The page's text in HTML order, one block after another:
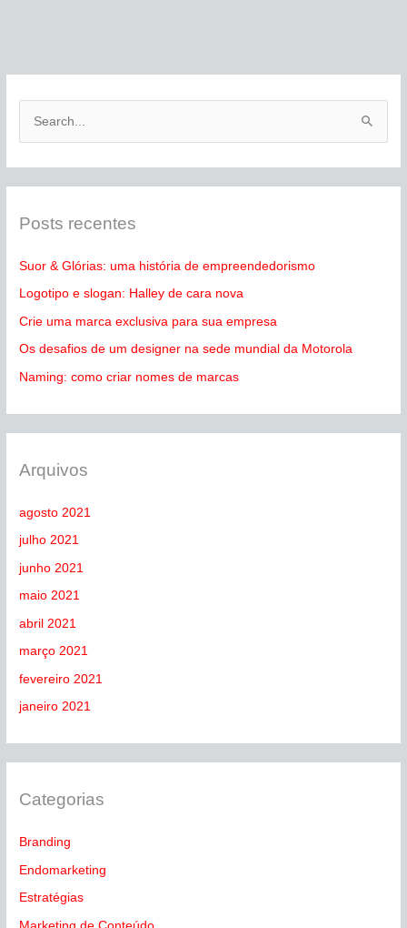
u
s
a
r
p
o
Posts recentes
Suor & Glórias: uma história de empreendedorismo
Logotipo e slogan: Halley de cara nova
Crie uma marca exclusiva para sua empresa
Os desafios de um designer na sede mundial da Motorola
Naming: como criar nomes de marcas
Arquivos
agosto 2021
julho 2021
junho 2021
maio 2021
abril 2021
março 2021
fevereiro 2021
janeiro 2021
Categorias
Branding
Endomarketing
Estratégias